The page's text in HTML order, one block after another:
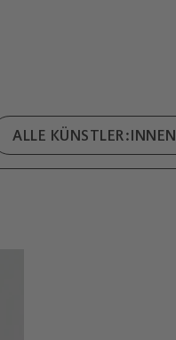
ALLE KÜNSTLER:INNEN